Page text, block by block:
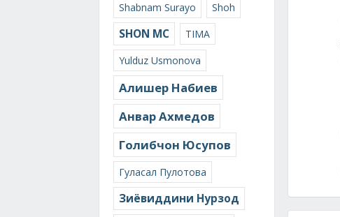
Shabnam Surayo Shoh
SHON MC
TIMA
Yulduz Usmonova
Алишер Набиев
Анвар Ахмедов
Голибчон Юсупов
Гуласал Пулотова
Зиёвиддини Нурзод